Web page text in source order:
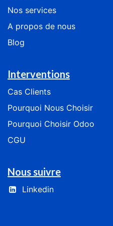
Nos services
​​​​​​​​​​A​ ​p​ro​p​os​ ​de ​n​o​us
Blog
Interventions
Cas Clients
​​​​​​Pourquoi Nous Choisir​​​​​​
​​​​​​​​Pourquoi Choisir Odoo​​​​​​​​
CGU
Nous suivre
Linkedin